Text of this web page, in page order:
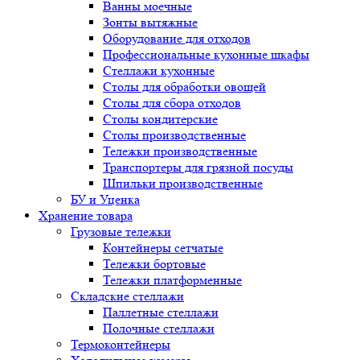
Ванны моечные
Зонты вытяжные
Оборудование для отходов
Профессиональные кухонные шкафы
Стеллажи кухонные
Столы для обработки овощей
Столы для сбора отходов
Столы кондитерские
Столы производственные
Тележки производственные
Транспортеры для грязной посуды
Шпильки производственные
БУ и Уценка
Хранение товара
Грузовые тележки
Контейнеры сетчатые
Тележки бортовые
Тележки платформенные
Складские стеллажи
Паллетные стеллажи
Полочные стеллажи
Термоконтейнеры